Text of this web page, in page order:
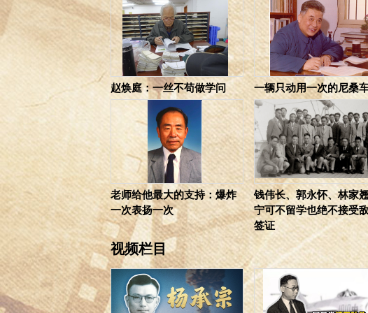
赵焕庭：一丝不苟做学问 一辆只动用一次的尼桑
老师给他最大的支持：爆炸
一次表扬一次
钱伟长、郭永怀、林家
宁可不留学也绝不接受
签证
视频栏目